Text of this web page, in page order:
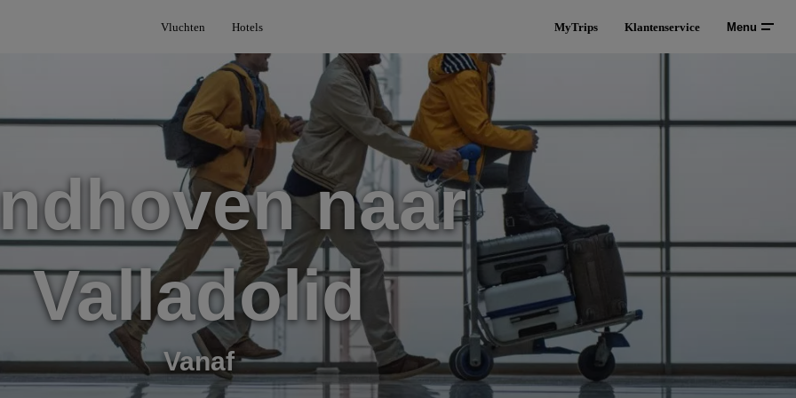
Vluchten Hotels MyTrips Klantenservice Menu
naar
Valladolid
Vanaf